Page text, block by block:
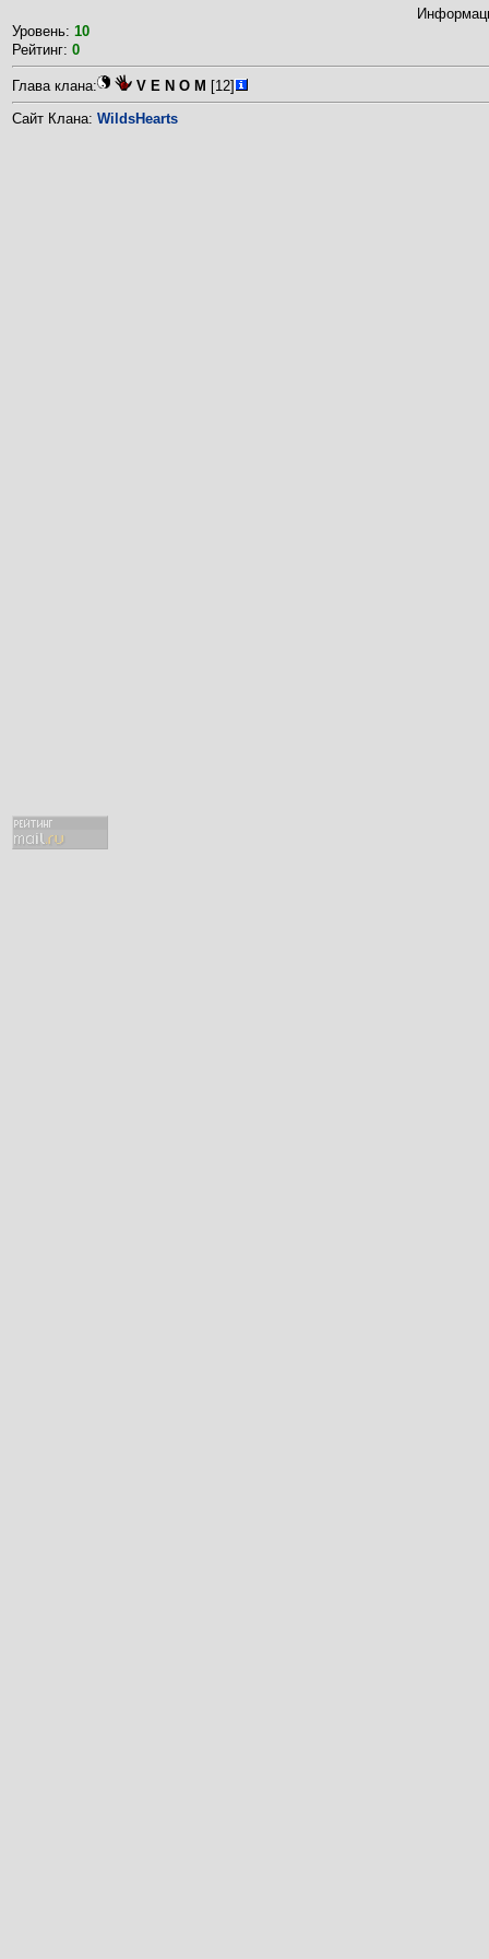
Уровень: 10
Рейтинг: 0
Глава клана: V E N O M [12]
Сайт Клана: WildsHearts